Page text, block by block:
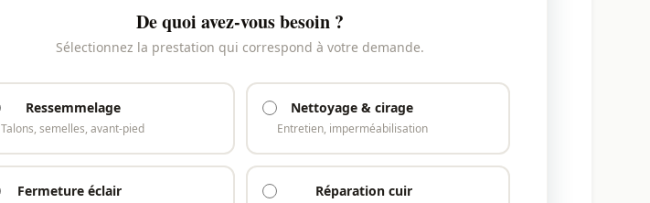
De quoi avez-vous besoin ?
Sélectionnez la prestation qui correspond à votre demande.
Ressemmelage
Talons, semelles, avant-pied
Nettoyage & cirage
Entretien, imperméabilisation
Fermeture éclair Réparation cuir